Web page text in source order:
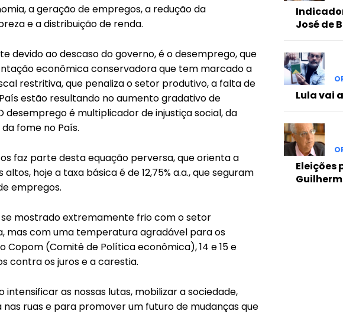
a geração de empregos, a redução da
e a distribuição de renda.
devido ao descaso do governo, é o desemprego, que
econômica conservadora que tem marcado a
restritiva, que penaliza o setor produtivo, a falta de
estão resultando no aumento gradativo de
é multiplicador de injustiça social, da
fome no País.
faz parte desta equação perversa, que orienta a
hoje a taxa básica é de 12,75% a.a., que seguram
empregos.
mostrado extremamente frio com o setor
mas com uma temperatura agradável para os
Copom (Comitê de Política econômica), 14 e 15 e
contra os juros e a carestia.
as nossas lutas, mobilizar a sociedade,
ruas e para promover um futuro de mudanças que
José de
Lula vai
Eleições